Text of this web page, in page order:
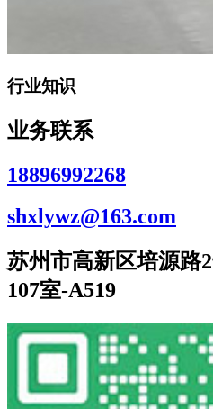
行业知识
业务联系
18896992268
shxlywz@163.com
苏州市高新区培源路
107室-A519